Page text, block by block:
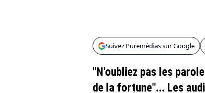
Suivez Puremédias sur Google
"N'oubliez pas les
de la fortune"... Les